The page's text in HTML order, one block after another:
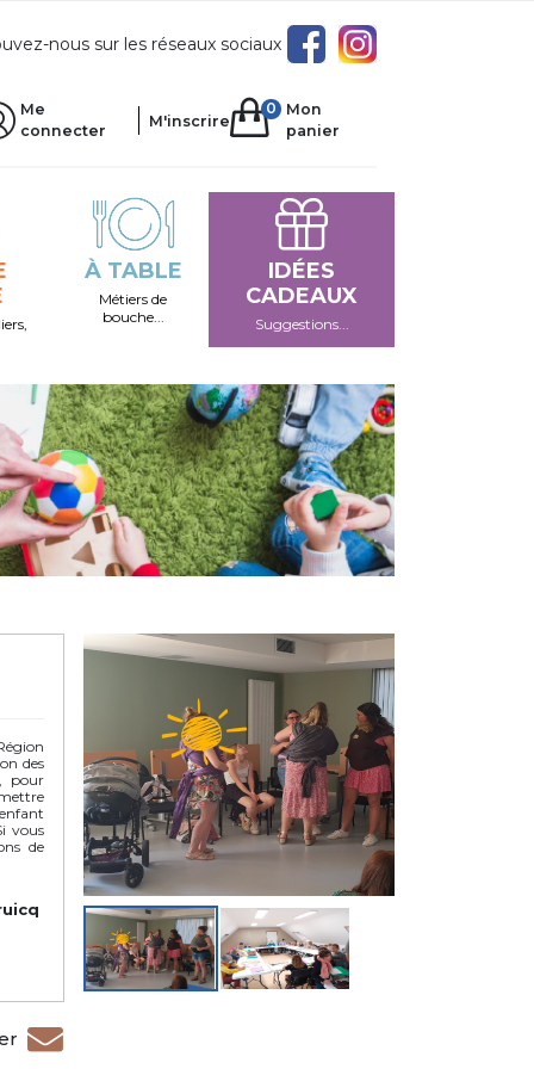
nous sur les réseaux sociaux
Me
connecter
M'inscrire
0
Mon
panier
À TABLE
Métiers de
bouche...
IDÉES
CADEAUX
Suggestions...
des
pour
vous
de